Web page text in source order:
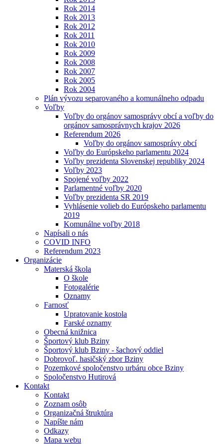
Rok 2014
Rok 2013
Rok 2012
Rok 2011
Rok 2010
Rok 2009
Rok 2008
Rok 2007
Rok 2005
Rok 2004
Plán vývozu separovaného a komunálneho odpadu
Voľby
Voľby do orgánov samosprávy obcí a voľby do
orgánov samosprávnych krajov 2026
Referendum 2026
Voľby do orgánov samosprávy obcí
Voľby do Európskeho parlamentu 2024
Voľby prezidenta Slovenskej republiky 2024
Voľby 2023
Spojené voľby 2022
Parlamentné voľby 2020
Voľby prezidenta SR 2019
Vyhlásenie volieb do Európskeho parlamentu
2019
Komunálne voľby 2018
Napísali o nás
COVID INFO
Referendum 2023
Organizácie
Materská škola
O škole
Fotogalérie
Oznamy
Farnosť
Upratovanie kostola
Farské oznamy
Obecná knižnica
Športový klub Bziny
Športový klub Bziny - šachový oddiel
Dobrovoľ. hasičský zbor Bziny
Pozemkové spoločenstvo urbáru obce Bziny
Spoločenstvo Hutirová
Kontakt
Kontakt
Zoznam osôb
Organizačná štruktúra
Napíšte nám
Odkazy
Mapa webu